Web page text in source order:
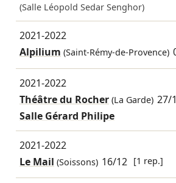
(Salle Léopold Sedar Senghor)
2021-2022
Alpilium (Saint-Rémy-de-Provence)
2021-2022
Théâtre du Rocher(La Garde) 27/
Salle Gérard Philipe
2021-2022
Le Mail (Soissons) 16/12 [1 rep.]